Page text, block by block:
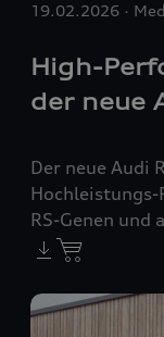
19.02.2026
High-
der neue
Der neue Audi
RS-Genen und
Technologie.
oder
RS 5
meistert